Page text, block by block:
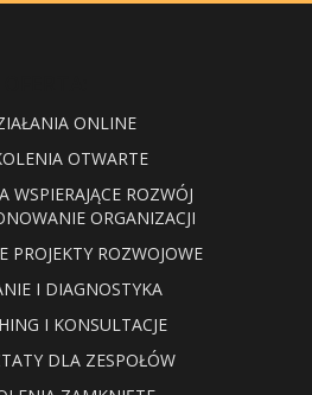
ONLINE
OTWARTE
WSPIERAJĄCE ROZWÓJ
ORGANIZACJI
PROJEKTY ROZWOJOWE
I DIAGNOSTYKA
I KONSULTACJE
DLA ZESPOŁÓW